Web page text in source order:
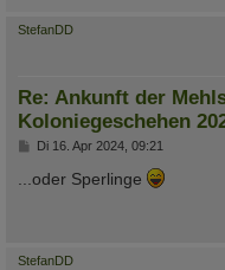
StefanDD
Re: Ankunft der
Koloniegeschehen
B
i
Di 16. Apr 2024, 09:21
...oder Sperlinge
StefanDD